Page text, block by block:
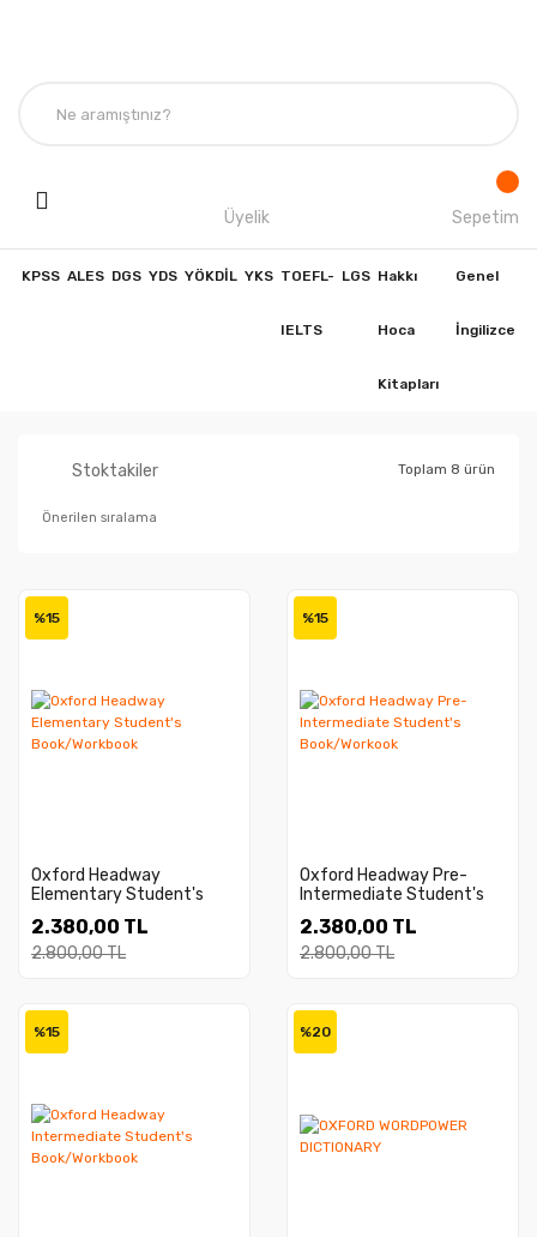
Üyelik Sepetim
KPSS ALES DGS YDS YÖKDİL YKS TOEFL-
IELTS
LGS Hakkı
Hoca
Kitapları
Genel
İngilizce
Stoktakiler Toplam 8 ürün
%15
Oxford Headway
Elementary Student's
2.380,00 TL
2.800,00 TL
%15
Oxford Headway Pre-
Intermediate Student's
2.380,00 TL
2.800,00 TL
%15 %20